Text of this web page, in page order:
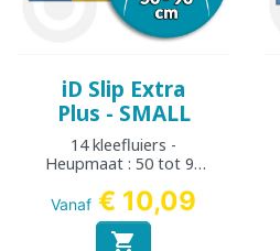
iD Slip Extra
Plus - SMALL
14 kleefluiers -
Heupmaat : 50 tot 90
Vanaf € 10,09
